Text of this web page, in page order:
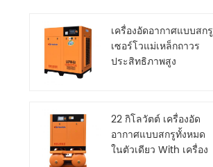
เครื่องอัดอากาศแบบสกรู
เซอร์โวแม่เหล็กถาวร
ประสิทธิภาพสูง
22 กิโลวัตต์ เครื่องอัด
อากาศแบบสกรูทั้งหมด
ในตัวเดียว With เครื่อง